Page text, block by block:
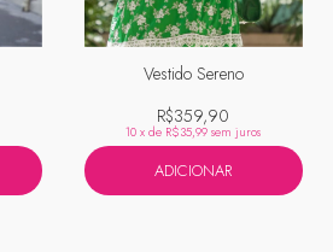
Vestido Sereno
R$359,90
10 x de R$35,99 sem juros
ADICIONAR